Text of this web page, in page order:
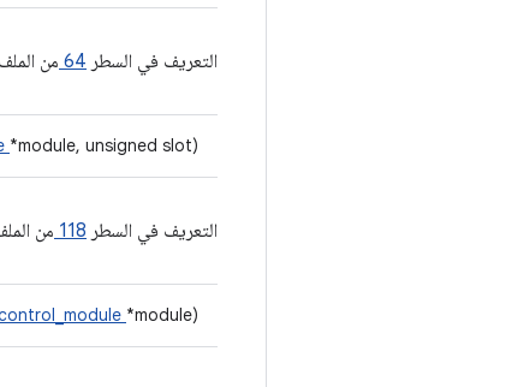
التعريف في السطر 64 من الملف
*module, unsigned slot)
التعريف في السطر 118 من
*module)